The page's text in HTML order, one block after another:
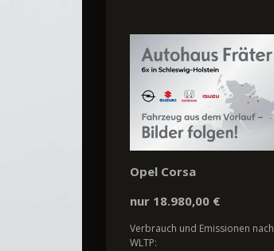
Opel Corsa
nur 18.980,00 €
Verbrauch und Emissionen nach
WLTP: